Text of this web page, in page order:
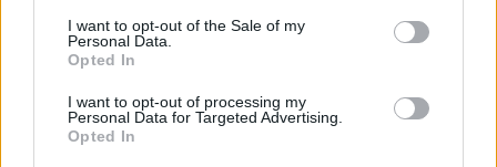
I want to opt-out of the Sale of my
Personal Data.
Opted In
I want to opt-out of processing my
Personal Data for Targeted Advertising.
Opted In